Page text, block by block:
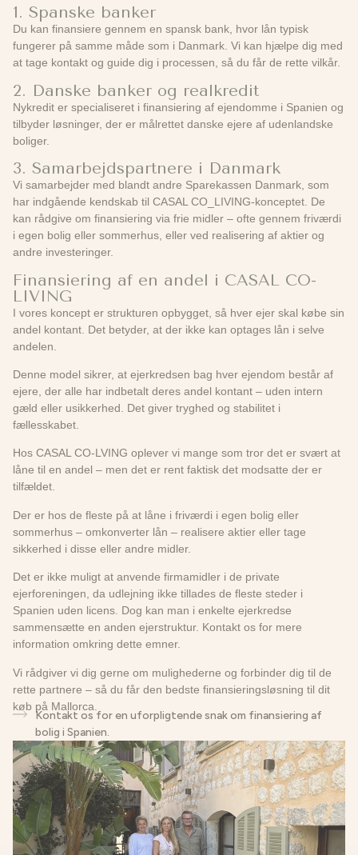
1. Spanske banker
Du kan finansiere gennem en spansk bank, hvor lån typisk
fungerer på samme måde som i Danmark. Vi kan hjælpe dig med
at tage kontakt og guide dig i processen, så du får de rette vilkår.
2. Danske banker og realkredit
Nykredit er specialiseret i finansiering af ejendomme i Spanien og
tilbyder løsninger, der er målrettet danske ejere af udenlandske
boliger.
3. Samarbejdspartnere i Danmark
Vi samarbejder med blandt andre Sparekassen Danmark, som
har indgående kendskab til CASAL CO_LIVING-konceptet. De
kan rådgive om finansiering via frie midler – ofte gennem friværdi
i egen bolig eller sommerhus, eller ved realisering af aktier og
andre investeringer.
Finansiering af en andel i CASAL CO-
LIVING
I vores koncept er strukturen opbygget, så hver ejer skal købe sin
andel kontant. Det betyder, at der ikke kan optages lån i selve
andelen.
Denne model sikrer, at ejerkredsen bag hver ejendom består af
ejere, der alle har indbetalt deres andel kontant – uden intern
gæld eller usikkerhed. Det giver tryghed og stabilitet i
fællesskabet.
Hos CASAL CO-LVING oplever vi mange som tror det er svært at
låne til en andel – men det er rent faktisk det modsatte der er
tilfældet.
Der er hos de fleste på at låne i friværdi i egen bolig eller
sommerhus – omkonverter lån – realisere aktier eller tage
sikkerhed i disse eller andre midler.
Det er ikke muligt at anvende firmamidler i de private
ejerforeningen, da udlejning ikke tillades de fleste steder i
Spanien uden licens. Dog kan man i enkelte ejerkredse
sammensætte en anden ejerstruktur. Kontakt os for mere
information omkring dette emner.
Vi rådgiver vi dig gerne om mulighederne og forbinder dig til de
rette partnere – så du får den bedste finansieringsløsning til dit
køb på Mallorca.
Kontakt os for en uforpligtende snak om finansiering af
bolig i Spanien.